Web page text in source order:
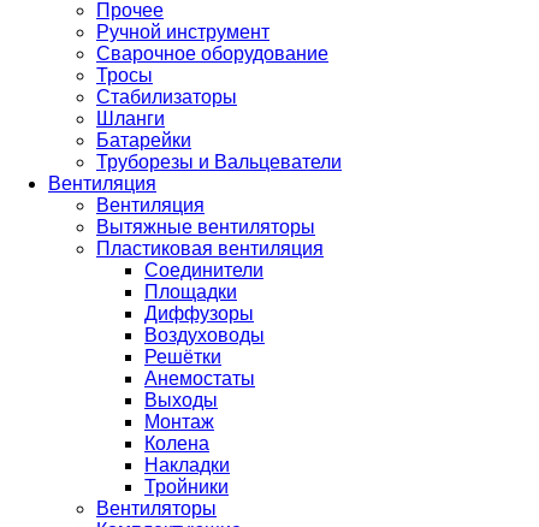
Прочее
Ручной инструмент
Сварочное оборудование
Тросы
Стабилизаторы
Шланги
Батарейки
Труборезы и Вальцеватели
Вентиляция
Вентиляция
Вытяжные вентиляторы
Пластиковая вентиляция
Соединители
Площадки
Диффузоры
Воздуховоды
Решётки
Анемостаты
Выходы
Монтаж
Колена
Накладки
Тройники
Вентиляторы